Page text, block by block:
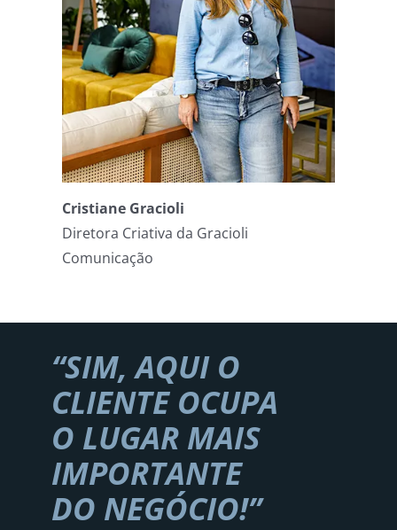
Cristiane Gracioli
Diretora Criativa da Gracioli
Comunicação
“SIM, AQUI O
CLIENTE OCUPA
O LUGAR MAIS
IMPORTANTE
DO NEGO´CIO!”